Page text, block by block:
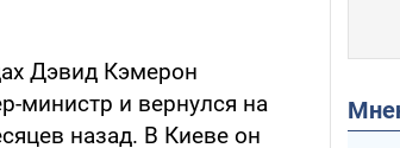
Дэвид Кэмерон
министр и вернулся на
назад. В Киеве он